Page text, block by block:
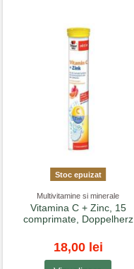
Stoc epuizat
Multivitamine si minerale
Vitamina C + Zinc, 15
comprimate, Doppelherz
18,00 lei